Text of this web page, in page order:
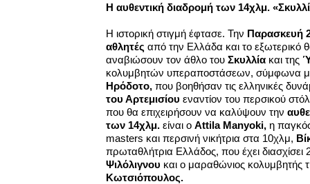
Η αυθεντική διαδρομή των 14χλμ.
Η ιστορική στιγμή έφτασε. Την Παρασκευή
αθλητές από την Ελλάδα και το εξωτερικό
αναβιώσουν τον άθλο του Σκυλλία και της
κολυμβητών υπεραποστάσεων, σύμφωνα με
Ηρόδοτο, που βοηθήσαν τις ελληνικές
του Αρτεμισίου εναντίον του περσικού
που θα επιχειρήσουν να καλύψουν την
των 14χλμ. είναι ο Attila Manyoki, η
masters και περσινή νικήτρια στα 10χλμ,
πρωταθλήτρια Ελλάδος, που έχει
Ψιλόλιγνου και ο μαραθώνιος κολυμβητής
Κωτσιόπουλος.